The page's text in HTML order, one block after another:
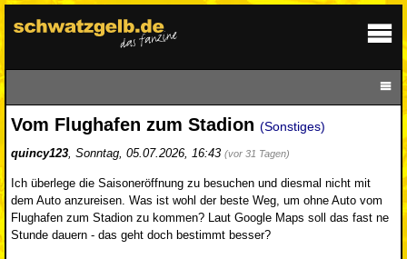
Vom Flughafen zum Stadion (Sonstiges)
quincy123, Sonntag, 05.07.2026, 16:43 (vor 31 Tagen)
Ich überlege die Saisoneröffnung zu besuchen und diesmal nicht mit
dem Auto anzureisen. Was ist wohl der beste Weg, um ohne Auto vom
Flughafen zum Stadion zu kommen? Laut Google Maps soll das fast ne
Stunde dauern - das geht doch bestimmt besser?